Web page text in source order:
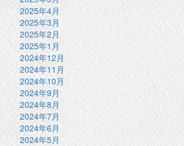
2025年4月
2025年3月
2025年2月
2025年1月
2024年12月
2024年11月
2024年10月
2024年9月
2024年8月
2024年7月
2024年6月
2024年5月